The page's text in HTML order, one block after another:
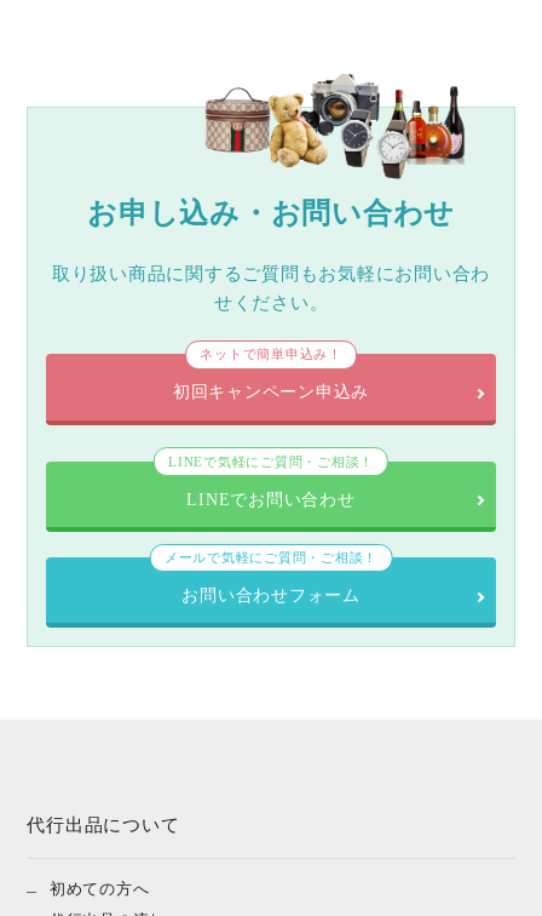
お申し込み・お問い合わせ
取り扱い商品に関するご質問もお気軽にお問い合わ
せください。
ネットで簡単申込み！
初回キャンペーン申込み
LINEで気軽にご質問・ご相談！
LINEでお問い合わせ
メールで気軽にご質問・ご相談！
お問い合わせフォーム
代行出品について
初めての方へ